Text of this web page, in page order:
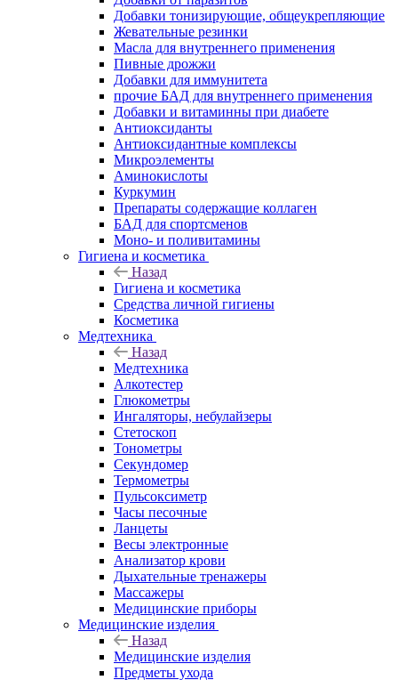
Добавки тонизирующие, общеукрепляющие
Жевательные резинки
Масла для внутреннего применения
Пивные дрожжи
Добавки для иммунитета
прочие БАД для внутреннего применения
Добавки и витаминны при диабете
Антиоксиданты
Антиоксидантные комплексы
Микроэлементы
Аминокислоты
Куркумин
Препараты содержащие коллаген
БАД для спортсменов
Моно- и поливитамины
Гигиена и косметика
Назад
Гигиена и косметика
Средства личной гигиены
Косметика
Медтехника
Назад
Медтехника
Алкотестер
Глюкометры
Ингаляторы, небулайзеры
Стетоскоп
Тонометры
Секундомер
Термометры
Пульсоксиметр
Часы песочные
Ланцеты
Весы электронные
Анализатор крови
Дыхательные тренажеры
Массажеры
Медицинские приборы
Медицинские изделия
Назад
Медицинские изделия
Предметы ухода